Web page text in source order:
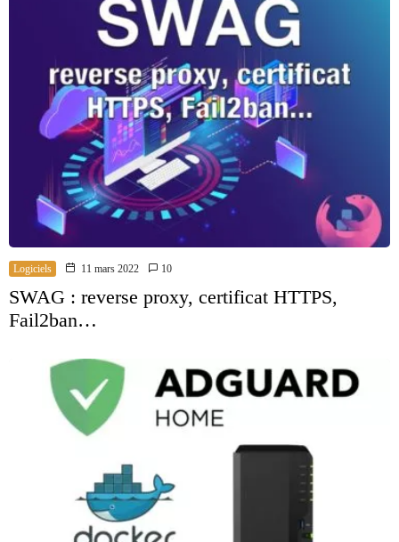
Logiciels 11 mars 2022 10
SWAG : reverse proxy, certificat HTTPS,
Fail2ban…